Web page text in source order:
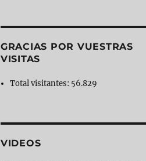
GRACIAS POR VUESTRAS
VISITAS
Total visitantes: 56.829
VIDEOS